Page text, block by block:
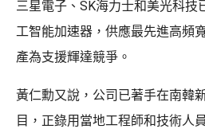
三星電子、SK海力士和美光科技
工智能加速器，供應最先進高頻
產為支援輝達競爭。
黃仁勳又說，公司已著手在南韓
目，正錄用當地工程師和技術人